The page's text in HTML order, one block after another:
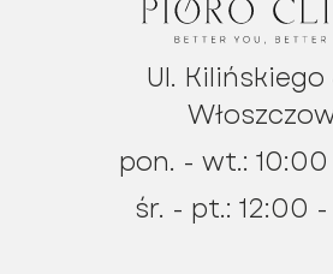
Ul.
pon. - wt.: 10:00
śr. - pt.: 12:00